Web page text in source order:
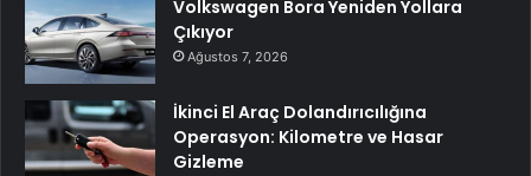
Volkswagen Bora Yeniden Yollara
Çıkıyor
Ağustos 7, 2026
İkinci El Araç Dolandırıcılığına
Operasyon: Kilometre ve Hasar
Gizleme